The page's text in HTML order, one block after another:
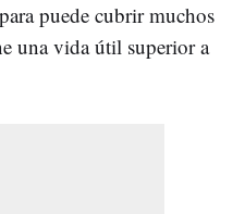
puede cubrir muchos
una vida útil superior a